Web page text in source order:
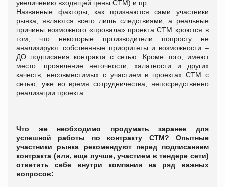
увеличению входящей цены СТМ) и пр.
Названные факторы, как признаются сами участники
рынка, являются всего лишь следствиями, а реальные
причины возможного «провала» проекта СТМ кроются в
том, что некоторые производители попросту не
анализируют собственные приоритеты и возможности –
ДО подписания контракта с сетью. Кроме того, имеют
место: проявление неточности, халатности и других
качеств, несовместимых с участием в проектах СТМ с
сетью, уже во время сотрудничества, непосредственно
реализации проекта.
Что же необходимо продумать заранее для
успешной работы по контракту СТМ? Опытные
участники рынка рекомендуют перед подписанием
контракта (или, еще лучше, участием в тендере сети)
ответить себе внутри компании на ряд важных
вопросов: